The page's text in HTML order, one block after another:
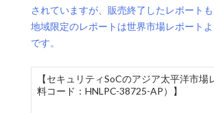
されていますが、販売終了したレポート
地域限定のレポートは世界市場レポート
です。
【セキュリティSoCのアジア太平洋市場
料コード：HNLPC-38725-AP）】